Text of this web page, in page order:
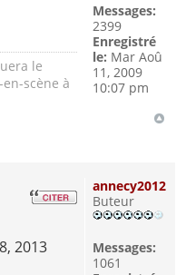
le
scène à
Messages:
2399
Enregistré
le: Mar Aoû
11, 2009
10:07 pm
2013
annecy2012
Buteur
Messages:
1061